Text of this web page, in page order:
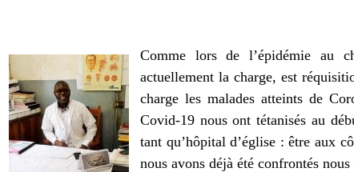
Comme lors de l’épidémie au
actuellement la charge, est
charge les malades atteints de
Covid-19 nous ont tétanisés au
tant qu’hôpital d’église : être aux
nous avons déjà été confrontés